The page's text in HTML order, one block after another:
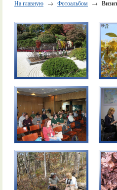
На главную → Фотоальбом →